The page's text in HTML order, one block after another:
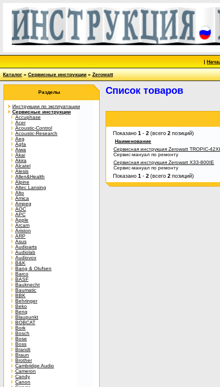
|
Каталог»Сервисные инструкции»Zerowatt
Разделы
Инструкции по эксплуатации
Сервисные инструкции
Accuphase
Acer
Acoustic-Control
Acoustic-Research
Aeg
Agfa
Aiwa
Akai
Akira
Alcatel
Alesis
Allen&Health
Alpine
Altec Lansing
Alto
Amica
Ampeg
AOC
APC
Apple
Arcam
Ariston
ARP
Asus
Audioarts
Audiolab
Audiovox
B&K
Bang & Olufsen
Barco
BASF
Bauknecht
Baumatic
BBK
Behringer
Beko
Benq
Blaupunkt
BOBCAT
Bork
Bosch
Bose
Boss
Brandt
Braun
Brother
Cambridge Audio
Cameron
Candy
Canon
Список товаров
Показано 1 - 2 (всего 2 позиций)
Наименование
Сервисная инструкция Zerowatt TROPIC-
Сервис-мануал по ремонту
Сервисная инструкция Zerowatt X33-800IE
Сервис-мануал по ремонту
Показано 1 - 2 (всего 2 позиций)